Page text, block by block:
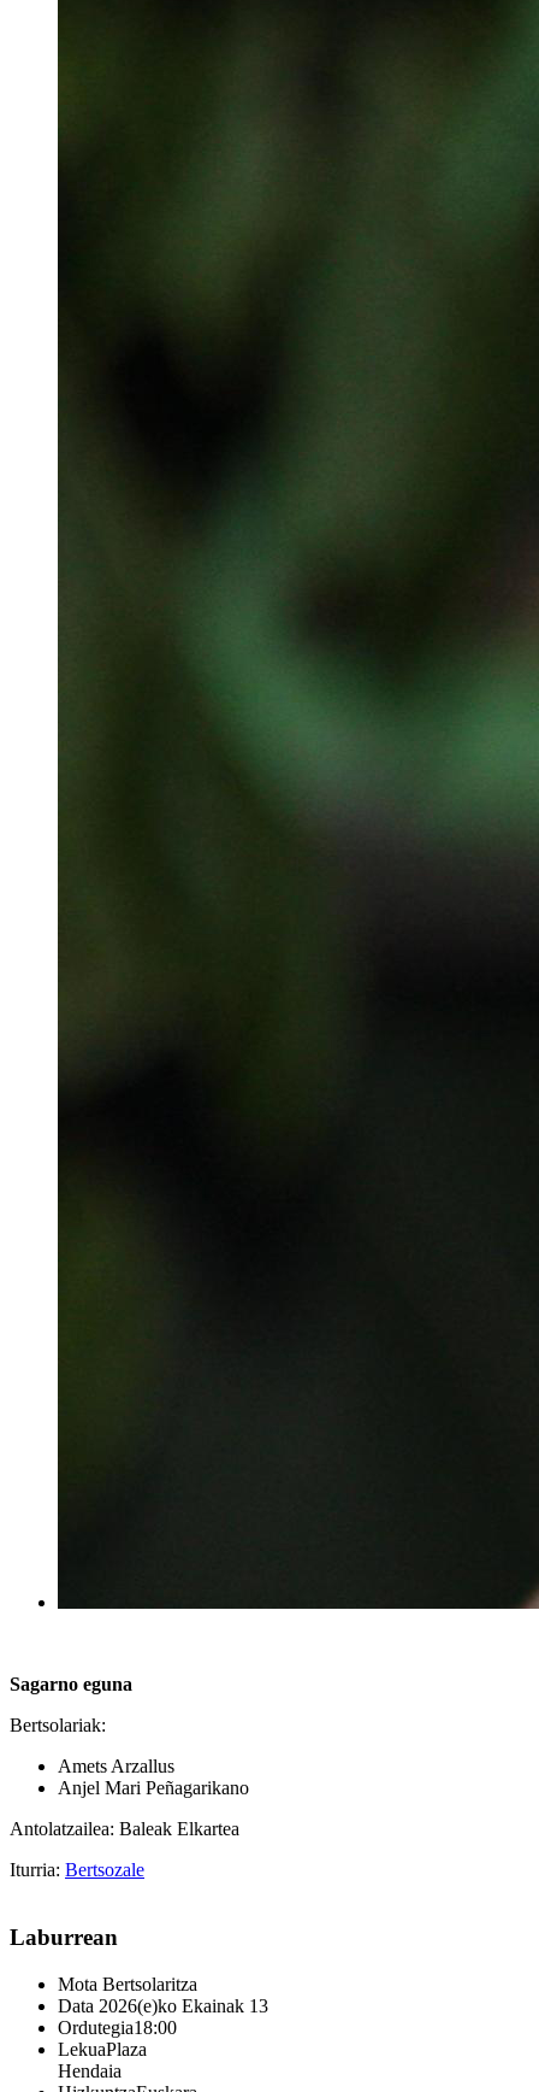
Sagarno eguna
Bertsolariak:
Amets Arzallus
Anjel Mari Peñagarikano
Antolatzailea: Baleak Elkartea
Iturria: Bertsozale
Laburrean
Mota Bertsolaritza
Data 2026(e)ko Ekainak 13
Ordutegia18:00
LekuaPlaza
Hendaia